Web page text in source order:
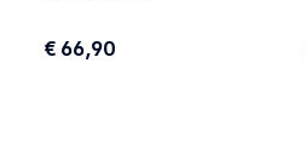
€ 66,90